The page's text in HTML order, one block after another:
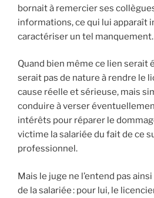
bornait à remercier ses
informations, ce qui lui apparaît
caractériser un tel manquement.
Quand bien même ce lien serait
serait pas de nature à rendre le
cause réelle et sérieuse, mais
conduire à verser
intérêts pour réparer le
victime la salariée du fait de ce
professionnel.
Mais le juge ne l’entend pas
de la salariée : pour lui, le